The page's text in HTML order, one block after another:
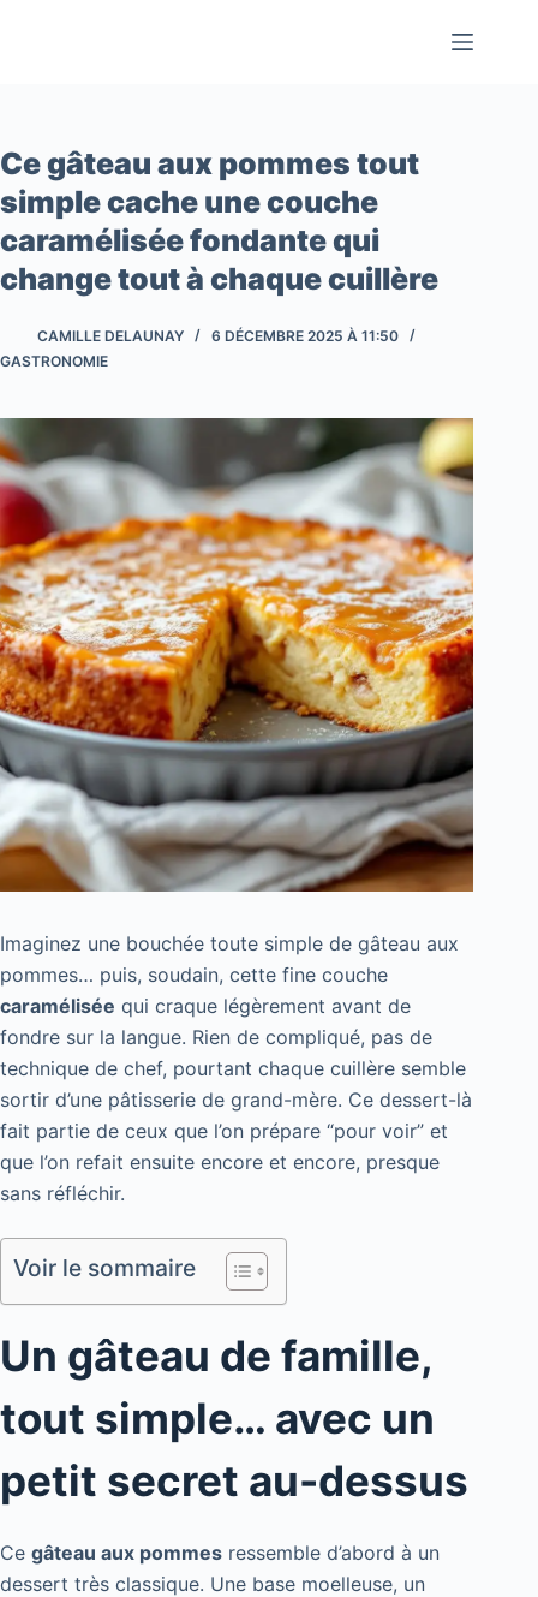
Ce gâteau aux pommes tout
simple cache une couche
caramélisée fondante qui
change tout à chaque cuillère
CAMILLE DELAUNAY
6 DÉCEMBRE 2025 À 11:50
GASTRONOMIE
Imaginez une bouchée toute simple de gâteau aux
pommes… puis, soudain, cette fine couche
caramélisée qui craque légèrement avant de
fondre sur la langue. Rien de compliqué, pas de
technique de chef, pourtant chaque cuillère semble
sortir d’une pâtisserie de grand-mère. Ce dessert-là
fait partie de ceux que l’on prépare “pour voir” et
que l’on refait ensuite encore et encore, presque
sans réfléchir.
Voir le sommaire
Un gâteau de famille,
tout simple… avec un
petit secret au-dessus
Ce gâteau aux pommes ressemble d’abord à un
dessert très classique. Une base moelleuse, un